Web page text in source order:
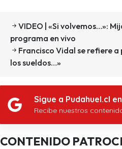
VIDEO | «Si volvemos…»:
programa en vivo
Francisco Vidal se refiere
los sueldos…»
Sigue a Pudahuel.cl
Recibe nuestros
CONTENIDO